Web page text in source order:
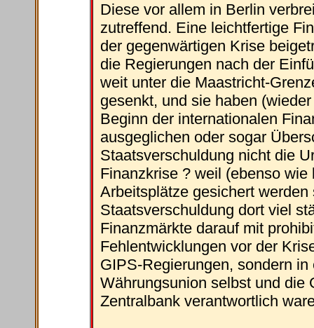
Diese vor allem in Berlin
zutreffend. Eine leichtfertige
der gegenwärtigen Krise
die Regierungen nach der
weit unter die Maastricht-
gesenkt, und sie haben
Beginn der internationalen
ausgeglichen oder sogar
Staatsverschuldung nicht die
Finanzkrise ? weil (ebenso
Arbeitsplätze gesichert
Staatsverschuldung dort viel
Finanzmärkte darauf mit
Fehlentwicklungen vor der
GIPS-Regierungen, sondern
Währungsunion selbst und die
Zentralbank verantwortlich